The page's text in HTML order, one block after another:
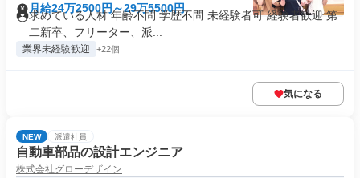
月給24万2500円～29万5500円
求めている人材 年齢不問 学歴不問 未経験者可 経験者歓迎 第
二新卒、フリーター、派...
業界未経験歓迎 +22個
気になる
NEW 派遣社員
自動車部品の設計エンジニア
株式会社グローデザイン